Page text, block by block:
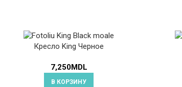
Кресло King Черное
7,250MDL
В КОРЗИНУ